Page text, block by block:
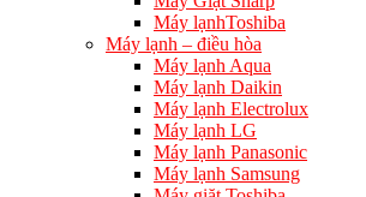
Máy lạnhToshiba
Máy lạnh – điều hòa
Máy lạnh Aqua
Máy lạnh Daikin
Máy lạnh Electrolux
Máy lạnh LG
Máy lạnh Panasonic
Máy lạnh Samsung